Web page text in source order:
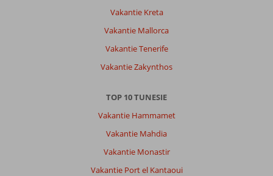
Vakantie Kreta
Vakantie Mallorca
Vakantie Tenerife
Vakantie Zakynthos
TOP 10 TUNESIE
Vakantie Hammamet
Vakantie Mahdia
Vakantie Monastir
Vakantie Port el Kantaoui